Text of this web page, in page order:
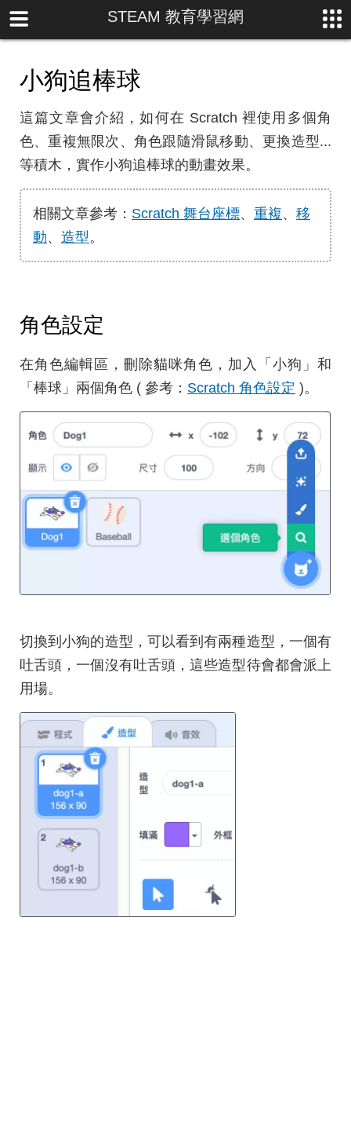
STEAM 教育學習網
小狗追棒球
這篇文章會介紹，如何在 Scratch 裡使用多個角
色、重複無限次、角色跟隨滑鼠移動、更換造型...
等積木，實作小狗追棒球的動畫效果。
相關文章參考： Scratch 舞台座標、 重複、 移
動、 造型。
角色設定
在角色編輯區，刪除貓咪角色，加入「小狗」和
「棒球」兩個角色 ( 參考： Scratch 角色設定 )。
切換到小狗的造型，可以看到有兩種造型，一個有
吐舌頭，一個沒有吐舌頭，這些造型待會都會派上
用場。